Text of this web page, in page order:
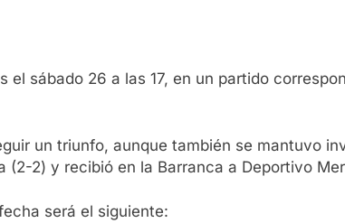
el sábado 26 a las 17, en un partido
un triunfo, aunque también se mantuvo
(2-2) y recibió en la Barranca a Deportivo
será el siguiente: